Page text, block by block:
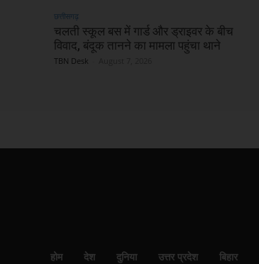
छत्तीसगढ़
चलती स्कूल बस में गार्ड और ड्राइवर के बीच
विवाद, बंदूक तानने का मामला पहुंचा थाने
TBN Desk
होम देश दुनिया उत्तर प्रदेश बिहार